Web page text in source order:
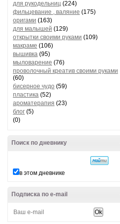
для рукодельниц (224)
фильцевание , валяние (175)
оригами (163)
для малышей (129)
открытки своими руками (109)
макраме (106)
вышивка (95)
мыловарение (76)
проволочный креатив своими руками
(60)
бисерное чудо (59)
пластика (52)
ароматерапия (23)
блог (5)
(0)
Поиск по дневнику
в этом дневнике
Подписка по e-mail